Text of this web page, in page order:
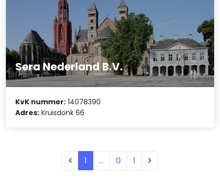
Sera Nederland B.V.
KvK nummer: 14078390
Adres: Kruisdonk 66
1 ... 0 1